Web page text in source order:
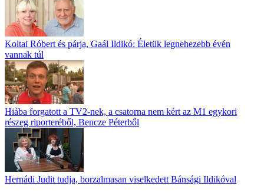
Koltai Róbert és párja, Gaál Ildikó: Életük legnehezebb évén
vannak túl
Hiába forgatott a TV2-nek, a csatorna nem kért az M1 egykori
részeg riporteréből, Bencze Péterből
Hernádi Judit tudja, borzalmasan viselkedett Bánsági Ildikóval